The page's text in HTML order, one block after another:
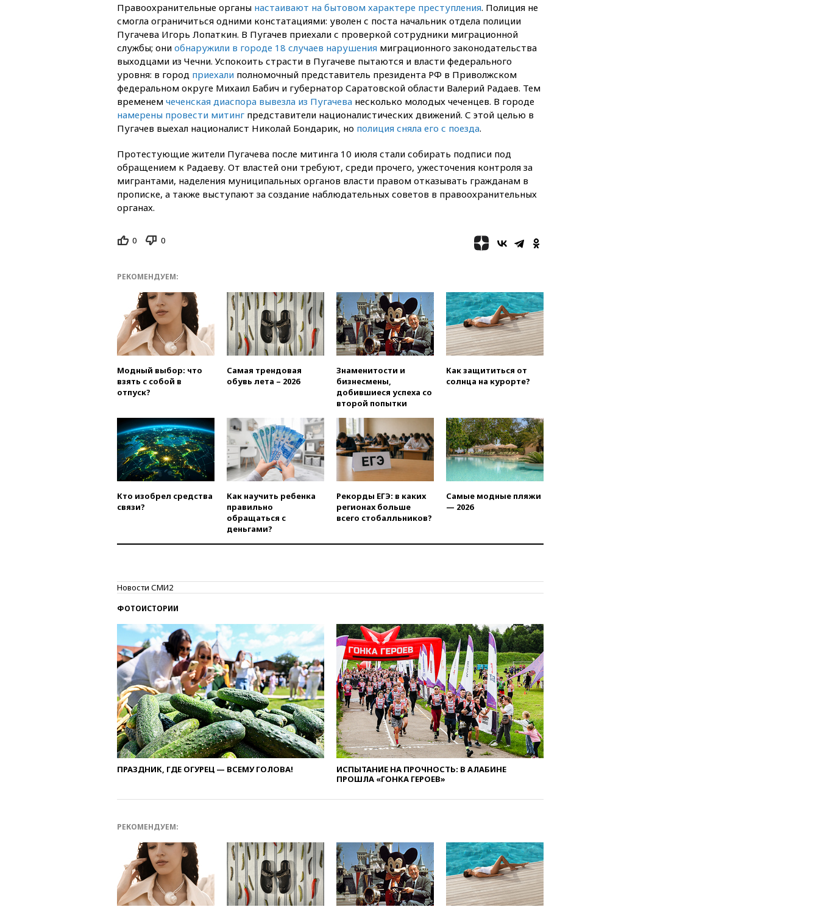
281 украинский беспилотник
над Россией
20:27Ямпольская призвала
оптимизировать олимпиады
для поступления в вузы
20:15Минтранс предложил
оплачивать защиту дорог от
БПЛА из средств на ремонт
20:00 Зеленский 8 августа
посетит Сербию с
19:58
В Госдуму будет внесен
законопроект об отмене ЕГЭ
19:50 Аэропорты Сочи и
Ярославля приостановили
доноров-республиканцев
поддержать Вэнса на выборах
превысило максимум 2022
года
19:15
Жуковский и аэропорт
Геленджика возобновили
работу
Путин уточнил порядок
присвоения воинских званий
добровольцам
Финляндии приходит в упадок
без российских туристов
18:35
В Жуковском и
аэропорту Геленджика
введены ограничения
к критике «Яблока»
18:15
строительства военной базы в
Газе
«Яблоко» с выборов в Госдуму
17:45Правительство получит
«золотую акцию» в
управлении аэропортом
Шереметьево
17:35Шесть человек
пострадали при ударе ВСУ по
автобусу в Запорожской
области
17:25В аэропортах Сочи и
Геленджика сняты
ограничения
17:17Власти РФ помогут
условно
16:46
ЦБ: международные
резервы России снизились
16:35
На восстановление
Правоохранительные органы настаивают на бытовом характере преступления. Полиция не
смогла ограничиться одними констатациями: уволен с поста начальник отдела полиции
Пугачева Игорь Лопаткин. В Пугачев приехали с проверкой сотрудники миграционной
службы; они обнаружили в городе 18 случаев нарушения миграционного законодательства
выходцами из Чечни. Успокоить страсти в Пугачеве пытаются и власти федерального
уровня: в город приехали полномочный представитель президента РФ в Приволжском
федеральном округе Михаил Бабич и губернатор Саратовской области Валерий Радаев. Тем
временем чеченская диаспора вывезла из Пугачева несколько молодых чеченцев. В городе
намерены провести митинг представители националистических движений. С этой целью в
Пугачев выехал националист Николай Бондарик, но полиция сняла его с поезда.
Протестующие жители Пугачева после митинга 10 июля стали собирать подписи под
обращением к Радаеву. От властей они требуют, среди прочего, ужесточения контроля за
мигрантами, наделения муниципальных органов власти правом отказывать гражданам в
прописке, а также выступают за создание наблюдательных советов в правоохранительных
органах.
0 0
РЕКОМЕНДУЕМ:
Модный выбор: что
взять с собой в
отпуск?
Самая трендовая
обувь лета – 2026
Знаменитости и
бизнесмены,
добившиеся успеха со
второй попытки
Как защититься от
солнца на курорте?
Кто изобрел средства
связи?
Как научить ребенка
правильно
обращаться с
деньгами?
Рекорды ЕГЭ: в каких
регионах больше
всего стобалльников?
Самые модные пляжи
— 2026
Новости СМИ2
ФОТОИСТОРИИ
ПРАЗДНИК, ГДЕ ОГУРЕЦ — ВСЕМУ ГОЛОВА!
ИСПЫТАНИЕ НА ПРОЧНОСТЬ: В АЛАБИНЕ
ПРОШЛА «ГОНКА ГЕРОЕВ»
РЕКОМЕНДУЕМ: